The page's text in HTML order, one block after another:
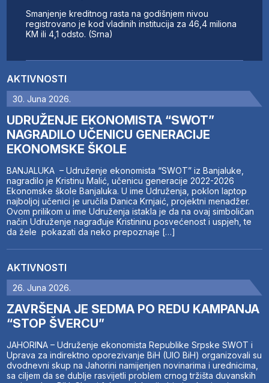
AKTIVNOSTI
30. Juna 2026.
UDRUŽENJE EKONOMISTA “SWOT”
NAGRADILO UČENICU GENERACIJE
EKONOMSKE ŠKOLE
BANJALUKA – Udruženje ekonomista “SWOT” iz Banjaluke,
nagradilo je Kristinu Malić, učenicu generacije 2022-2026
Ekonomske škole Banjaluka. U ime Udruženja, poklon laptop
najboljoj učenici je uručila Danica Krnjaić, projektni menadžer.
Ovom prilikom u ime Udruženja istakla je da na ovaj simboličan
način Udruženje nagrađuje Kristininu posvećenost i uspjeh, te
da žele pokazati da neko prepoznaje […]
AKTIVNOSTI
26. Juna 2026.
ZAVRŠENA JE SEDMA PO REDU KAMPANJA
“STOP ŠVERCU”
JAHORINA – Udruženje ekonomista Republike Srpske SWOT i
Uprava za indirektno oporezivanje BiH (UIO BiH) organizovali su
dvodnevni skup na Jahorini namijenjen novinarima i urednicima,
sa ciljem da se dublje rasvijetli problem crnog tržišta duvanskih
Smanjenje kreditnog rasta na godišnjem nivou
registrovano je kod vladinih institucija za 46,4 miliona
KM ili 4,1 odsto. (Srna)